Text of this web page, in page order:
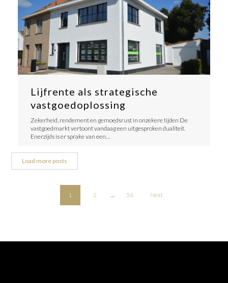
Lijfrente als strategische
vastgoedoplossing
​Zekerheid, rendement en gemoedsrust in onzekere tijden ​De
vastgoedmarkt vertoont vandaag een uitgesproken dualiteit.
Enerzijds is er sprake van een…
Load more posts
1 2 … 56 Next